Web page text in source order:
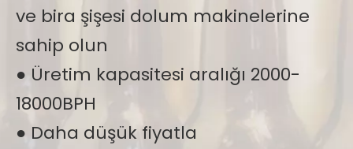
ve bira şişesi dolum makinelerine
sahip olun
● Üretim kapasitesi aralığı 2000-
18000BPH
● Daha düşük fiyatla